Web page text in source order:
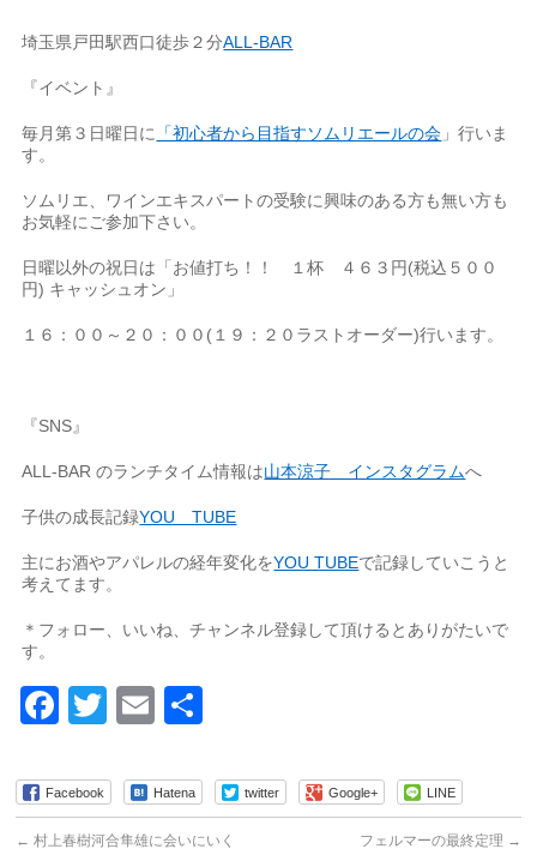
埼玉県戸田駅西口徒歩２分ALL-BAR
『イベント』
毎月第３日曜日に 「初心者から目指すソムリエールの会 」行いま
す。
ソムリエ、ワインエキスパートの受験に興味のある方も無い方も
お気軽にご参加下さい。
日曜以外の祝日は「お値打ち！！ １杯 ４６３円(税込５００
円) キャッシュオン」
１６：００～２０：００(１９：２０ラストオーダー)行います。
『SNS』
ALL-BAR のランチタイム情報は山本涼子 インスタグラムへ
子供の成長記録YOU TUBE
主にお酒やアパレルの経年変化をYOU TUBEで記録していこうと
考えてます。
＊フォロー、いいね、チャンネル登録して頂けるとありがたいで
す。
Facebook
TwitterEmail
Facebook Hatena twitter Google+ LINE
← 村上春樹河合隼雄に会いにいく フェルマーの最終定理 →